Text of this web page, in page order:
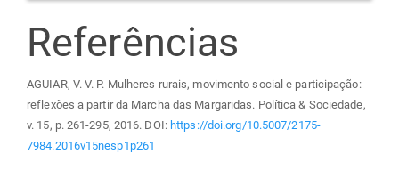
Referências
AGUIAR, V. V. P. Mulheres rurais, movimento social e participação:
reflexões a partir da Marcha das Margaridas. Política & Sociedade,
v. 15, p. 261-295, 2016. DOI: https://doi.org/10.5007/2175-
7984.2016v15nesp1p261